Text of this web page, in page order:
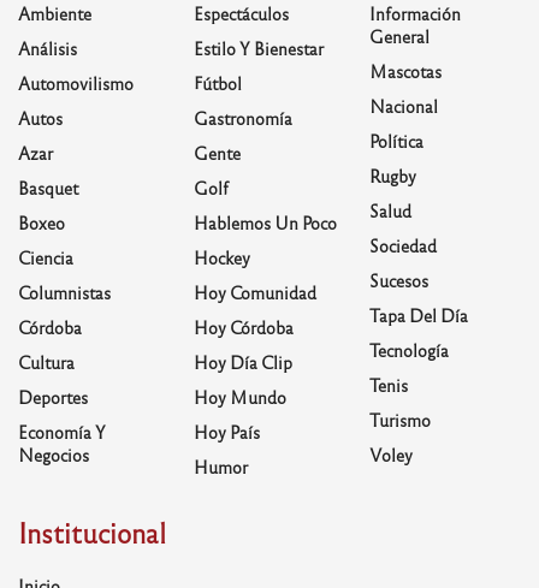
Ambiente
Análisis
Automovilismo
Autos
Azar
Basquet
Boxeo
Ciencia
Columnistas
Córdoba
Cultura
Deportes
Economía Y
Negocios
Espectáculos
Estilo Y Bienestar
Fútbol
Gastronomía
Gente
Golf
Hablemos Un Poco
Hockey
Hoy Comunidad
Hoy Córdoba
Hoy Día Clip
Hoy Mundo
Hoy País
Humor
Información
General
Mascotas
Nacional
Política
Rugby
Salud
Sociedad
Sucesos
Tapa Del Día
Tecnología
Tenis
Turismo
Voley
Institucional